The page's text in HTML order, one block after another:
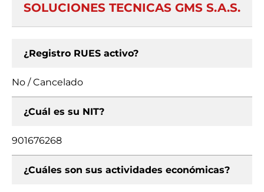
SOLUCIONES TECNICAS GMS S.A.S.
¿Registro RUES activo?
No / Cancelado
¿Cuál es su NIT?
901676268
¿Cuáles son sus actividades económicas?